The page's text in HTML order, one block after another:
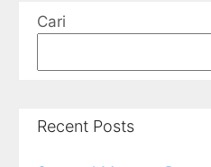
Cari
Recent Posts